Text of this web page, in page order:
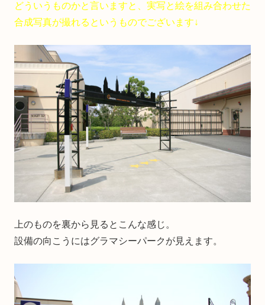
どういうものかと言いますと、実写と絵を組み合わせた
合成写真が撮れるというものでございます↓
上のものを裏から見るとこんな感じ。
設備の向こうにはグラマシーパークが見えます。